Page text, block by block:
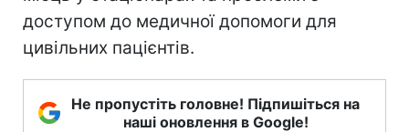
доступом до медичної допомоги для
цивільних пацієнтів.
Не пропустіть головне! Підпишіться на
наші оновлення в Google!